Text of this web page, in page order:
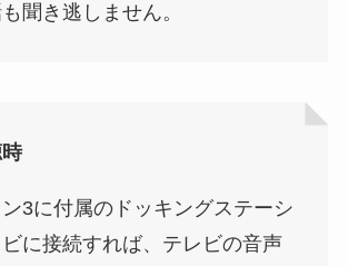
聞き逃しません。
3に付属のドッキングステーシ
に接続すれば、テレビの音声